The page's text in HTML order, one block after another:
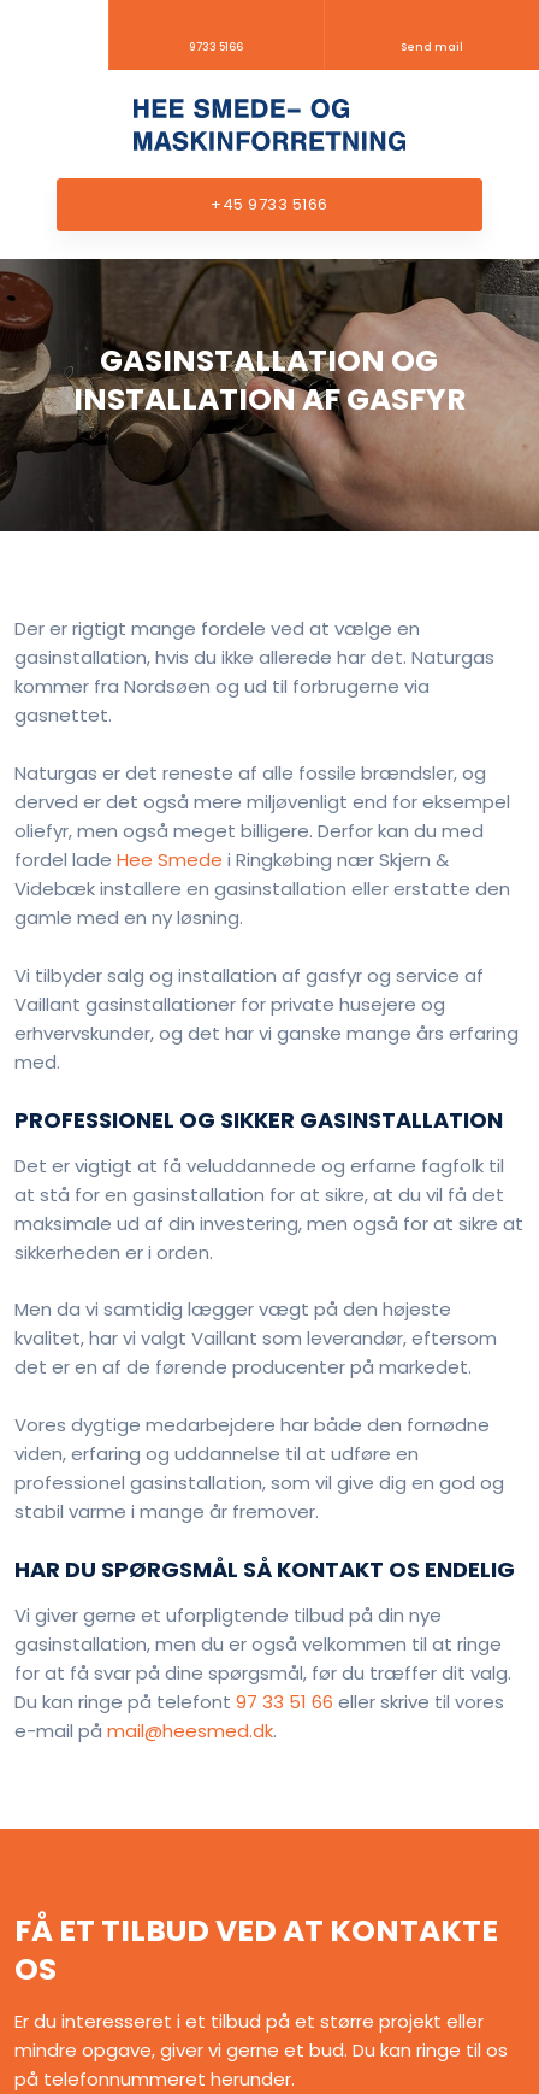
9733 5166 Send mail
+45 9733 5166
GASINSTALLATION OG
INSTALLATION AF GASFYR
​Der er rigtigt mange fordele ved at vælge en
gasinstallation, hvis du ikke allerede har det. Naturgas
kommer fra Nordsøen og ud til forbrugerne via
gasnettet.
Naturgas er det reneste af alle fossile brændsler, og
derved er det også mere miljøvenligt end for eksempel
oliefyr, men også meget billigere. Derfor kan du med
fordel lade Hee Smede i Ringkøbing nær Skjern &
Videbæk installere en gasinstallation eller erstatte den
gamle med en ny løsning.
Vi tilbyder salg og installation af gasfyr og service af
Vaillant gasinstallationer for private husejere og
erhvervskunder, og det har vi ganske mange års erfaring
med.
PROFESSIONEL OG SIKKER GASINSTALLATION
​Det er vigtigt at få veluddannede og erfarne fagfolk til
at stå for en gasinstallation for at sikre, at du vil få det
maksimale ud af din investering, men også for at sikre at
sikkerheden er i orden.
​Men da vi samtidig lægger vægt på den højeste
kvalitet, har vi valgt Vaillant som leverandør, eftersom
det er en af de førende producenter på markedet.
Vores dygtige medarbejdere har både den fornødne
viden, erfaring og uddannelse til at udføre en
professionel gasinstallation, som vil give dig en god og
stabil varme i mange år fremover.
HAR DU SPØRGSMÅL SÅ KONTAKT OS ENDELIG
​Vi giver gerne et uforpligtende tilbud på din nye
gasinstallation, men du er også velkommen til at ringe
for at få svar på dine spørgsmål, før du træffer dit valg.
Du kan ringe på telefont 97 33 51 66 eller skrive til vores
e-mail på mail@heesmed.dk.
FÅ ET TILBUD VED AT KONTAKTE
OS
Er du interesseret i et tilbud på et større projekt eller
mindre opgave, giver vi gerne et bud. Du kan ringe til os
på telefonnummeret herunder.